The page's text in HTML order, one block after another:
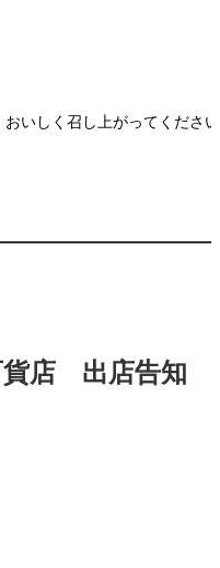
いしく召し上がってください
店 出店告知